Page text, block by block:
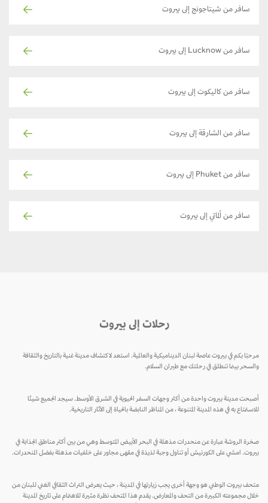
سافر من شيتاجونج إلى بيروت
سافر من Lucknow إلى بيروت
سافر من كاليكوت إلى بيروت
سافر من الشارقة إلى بيروت
سافر من Phuket إلى بيروت
سافر من ألماتي إلى بيروت
رحلات إلى بيروت
مرحبًا بكم في بيروت عاصمة لبنان الديناميكية والعالمية. استعد لاكتشاف مدينة غنية بالتاريخ والثقافة
والسحر بينما تنطلق في رحلتك مع طيران السلام.
أصبحت مدينة بيروت واحدة من أكثر وجهات السفر الحيوية في الشرق الأوسط. سيجد الجميع شيئًا
للاستمتاع به في هذه المدينة المتنوعة ، من المناظر النابضة بالحياة إلى الآثار التاريخية.
صخرة الروشة عبارة عن منحدرات مذهلة في البحر الأبيض المتوسط ​​وهي من بين أكثر مناطق الجذابة في
بيروت. امشي على الكورنيش أو تناول وجبة لذيذة في مقهى مجاور على خلفيات مذهلة بفضل المنحدرات.
متحف بيروت الوطني هو وجهة أخرى يجب زيارتها في المدينة ، حيث يعرض التراث الثقافي الغني للبنان من
خلال مجموعته الكبيرة من التحف والمعارض. يقدم هذا المتحف نظرة مثيرة للاهتمام على تاريخ المدينة